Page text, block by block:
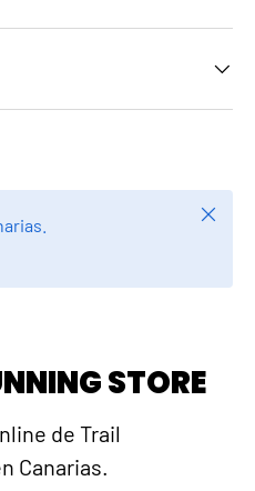
Cerrar
STORE
de Trail
Canarias.